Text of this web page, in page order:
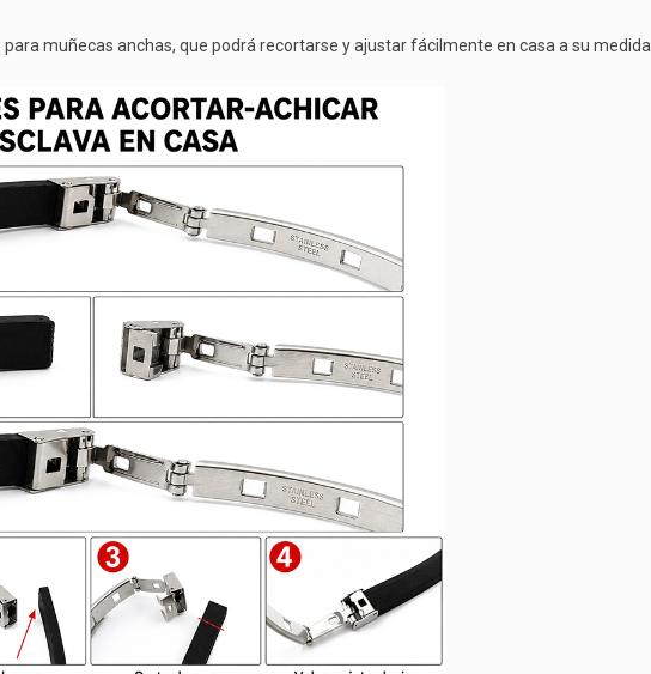
muñecas anchas, que podrá recortarse y ajustar fácilmente en casa a su medida.